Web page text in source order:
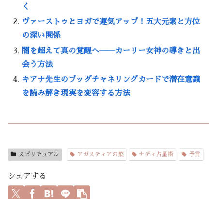
く
ヴァーストゥとヨガで運気アップ！五大元素と方位
の深い関係
闇を超えて真の覚醒へ――カーリー女神の導きと出
会う方法
キアナ先生のブッダチャネリングカードで潜在意識
を読み解き現実を変容する方法
スピリチュアル アガスティアの葉 ナディ占星術 予言
シェアする